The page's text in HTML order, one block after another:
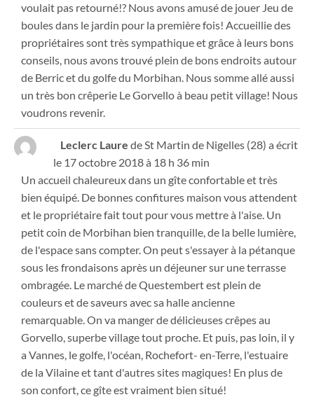
voulait pas retourné!? Nous avons amusé de jouer Jeu de
boules dans le jardin pour la première fois! Accueillie des
propriétaires sont très sympathique et grâce à leurs bons
conseils, nous avons trouvé plein de bons endroits autour
de Berric et du golfe du Morbihan. Nous somme allé aussi
un très bon crêperie Le Gorvello à beau petit village! Nous
voudrons revenir.
Leclerc Laure deSt Martin de Nigelles (28) a écrit
le 17 octobre 2018à 18 h 36 min
Un accueil chaleureux dans un gîte confortable et très
bien équipé. De bonnes confitures maison vous attendent
et le propriétaire fait tout pour vous mettre à l'aise. Un
petit coin de Morbihan bien tranquille, de la belle lumière,
de l'espace sans compter. On peut s'essayer à la pétanque
sous les frondaisons après un déjeuner sur une terrasse
ombragée. Le marché de Questembert est plein de
couleurs et de saveurs avec sa halle ancienne
remarquable. On va manger de délicieuses crêpes au
Gorvello, superbe village tout proche. Et puis, pas loin, il y
a Vannes, le golfe, l'océan, Rochefort- en-Terre, l'estuaire
de la Vilaine et tant d'autres sites magiques! En plus de
son confort, ce gîte est vraiment bien situé!